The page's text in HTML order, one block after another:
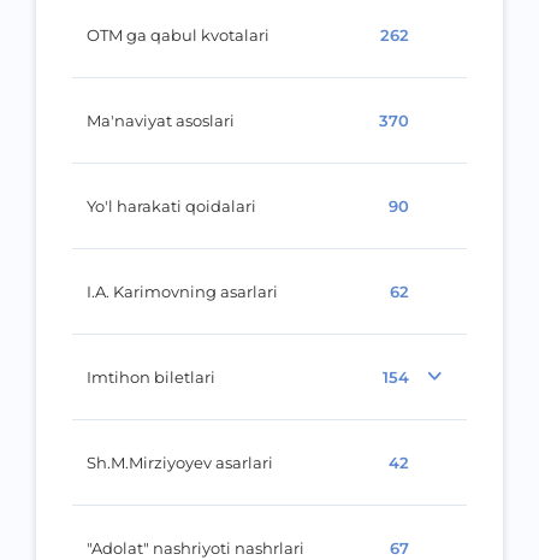
OTM ga qabul kvotalari 262
Ma'naviyat asoslari 370
Yo'l harakati qoidalari 90
I.A. Karimovning asarlari 62
Imtihon biletlari 154
Sh.M.Mirziyoyev asarlari 42
"Adolat" nashriyoti nashrlari 67